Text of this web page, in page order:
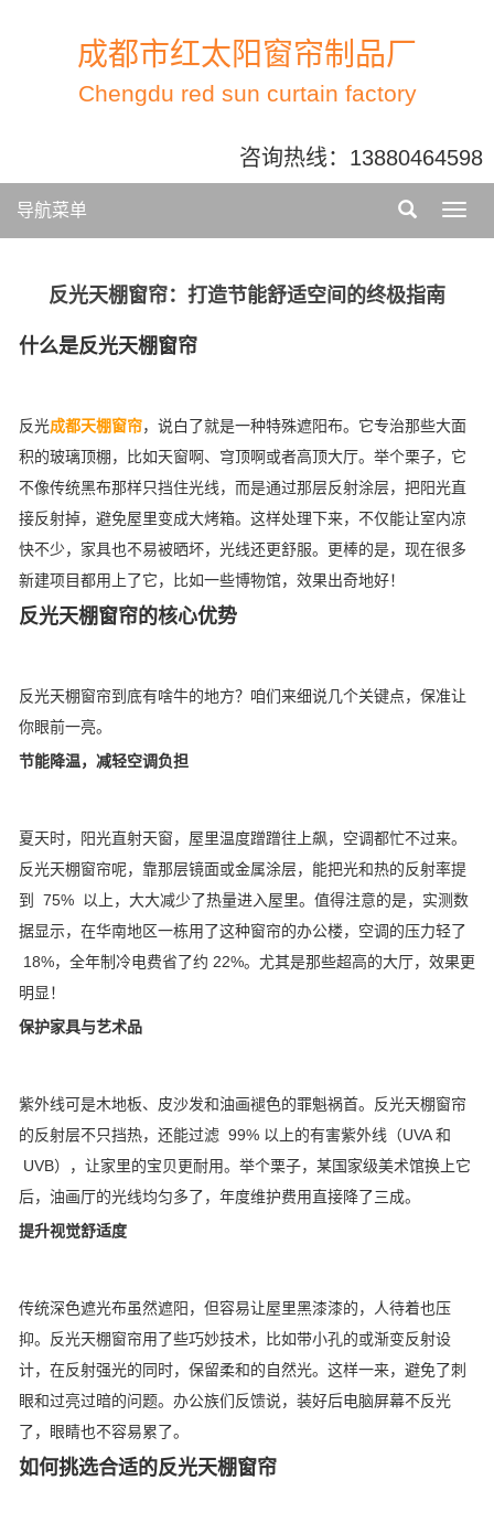
成都市红太阳窗帘制品厂
Chengdu red sun curtain factory
咨询热线： 13880464598
导航菜单
反光天棚窗帘：打造节能舒适空间的终极指南
什么是反光天棚窗帘
反光成都天棚窗帘，说白了就是一种特殊遮阳布。它专治那些大面
积的玻璃顶棚，比如天窗啊、穹顶啊或者高顶大厅。举个栗子，它
不像传统黑布那样只挡住光线，而是通过那层反射涂层，把阳光直
接反射掉，避免屋里变成大烤箱。这样处理下来，不仅能让室内凉
快不少，家具也不易被晒坏，光线还更舒服。更棒的是，现在很多
新建项目都用上了它，比如一些博物馆，效果出奇地好！
反光天棚窗帘的核心优势
反光天棚窗帘到底有啥牛的地方？咱们来细说几个关键点，保准让
你眼前一亮。
节能降温，减轻空调负担
夏天时，阳光直射天窗，屋里温度蹭蹭往上飙，空调都忙不过来。
反光天棚窗帘呢，靠那层镜面或金属涂层，能把光和热的反射率提
到 75% 以上，大大减少了热量进入屋里。值得注意的是，实测数
据显示，在华南地区一栋用了这种窗帘的办公楼，空调的压力轻了
18%，全年制冷电费省了约 22%。尤其是那些超高的大厅，效果更
明显！
保护家具与艺术品
紫外线可是木地板、皮沙发和油画褪色的罪魁祸首。反光天棚窗帘
的反射层不只挡热，还能过滤 99% 以上的有害紫外线（UVA 和
UVB），让家里的宝贝更耐用。举个栗子，某国家级美术馆换上它
后，油画厅的光线均匀多了，年度维护费用直接降了三成。
提升视觉舒适度
传统深色遮光布虽然遮阳，但容易让屋里黑漆漆的，人待着也压
抑。反光天棚窗帘用了些巧妙技术，比如带小孔的或渐变反射设
计，在反射强光的同时，保留柔和的自然光。这样一来，避免了刺
眼和过亮过暗的问题。办公族们反馈说，装好后电脑屏幕不反光
了，眼睛也不容易累了。
如何挑选合适的反光天棚窗帘